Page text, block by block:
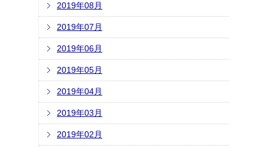
2019年08月
2019年07月
2019年06月
2019年05月
2019年04月
2019年03月
2019年02月